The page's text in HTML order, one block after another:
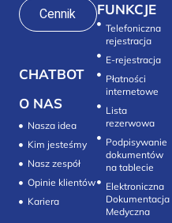
Cennik
CHATBOT
O NAS
Nasza idea
Kim jesteśmy
Nasz zespół
Opinie klientów
Kariera
FUNKCJE
Telefoniczna
rejestracja
E-rejestracja
Płatności
internetowe
Lista
rezerwowa
Podpisywanie
dokumentów
na tablecie
Elektroniczna
Dokumentacja
Medyczna